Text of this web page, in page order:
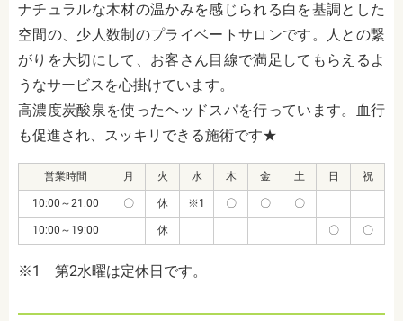
ナチュラルな木材の温かみを感じられる白を基調とした
空間の、少人数制のプライベートサロンです。人との繋
がりを大切にして、お客さん目線で満足してもらえるよ
うなサービスを心掛けています。
高濃度炭酸泉を使ったヘッドスパを行っています。血行
も促進され、スッキリできる施術です★
営業時間 月 火 水 木 金 土 日 祝
10:00～21:00 〇 休 ※1 〇 〇 〇
10:00～19:00 休 〇 〇
※1 第2水曜は定休日です。